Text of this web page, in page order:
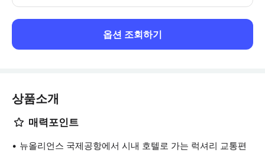
옵션 조회하기
상품소개
매력포인트
뉴올리언스 국제공항에서 시내 호텔로 가는 럭셔리 교통편